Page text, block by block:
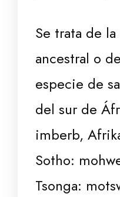
Se trata de
ancestral o
especie de
del sur de
imberb,
Sotho:
Tsonga: